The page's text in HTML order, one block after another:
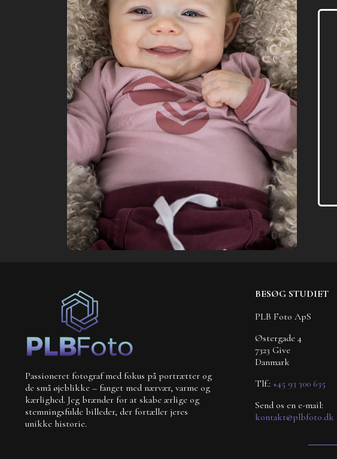
Passioneret fotograf med fokus på portrætter og
de små øjeblikke – fanget med nærvær, varme og
kærlighed. Jeg brænder for at skabe ærlige og
stemningsfulde billeder, der fortæller jeres
unikke historie.
BESØG STUDIET
PLB Foto ApS
Østergade 4
7323 Give
Danmark
Tlf.: +45 93 300 635
Send os en e-mail:
kontakt@plbfoto.dk